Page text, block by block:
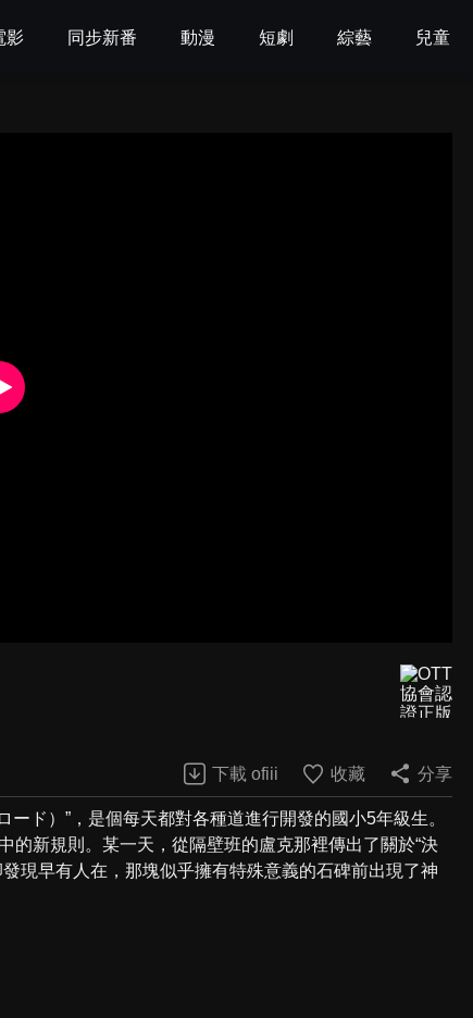
影 同步新番 動漫 短劇 綜藝 兒童
下載 ofiii 收藏 分享
ド）”，是個每天都對各種道進行開發的國小5年級生。
新規則。某一天，從隔壁班的盧克那裡傳出了關於“決
現早有人在，那塊似乎擁有特殊意義的石碑前出現了神